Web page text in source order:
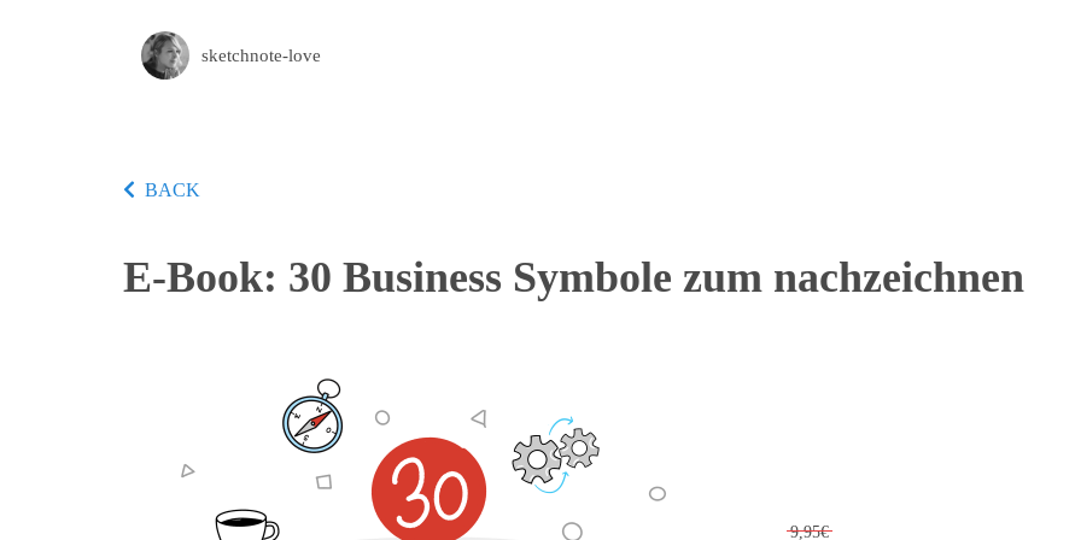
sketchnote-love
BACK
E-Book: 30 Business Symbole zum nachzeichnen
9,95€